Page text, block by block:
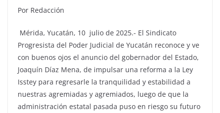
Por Redacción
Mérida, Yucatán, 10 julio de 2025.- El Sindicato
Progresista del Poder Judicial de Yucatán reconoce y ve
con buenos ojos el anuncio del gobernador del Estado,
Joaquín Díaz Mena, de impulsar una reforma a la Ley
Isstey para regresarle la tranquilidad y estabilidad a
nuestras agremiadas y agremiados, luego de que la
administración estatal pasada puso en riesgo su futuro